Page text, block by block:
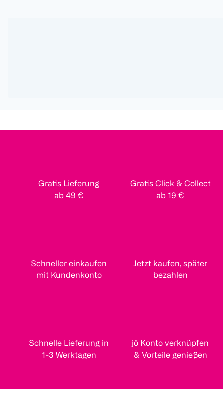
Gratis Lieferung
ab 49 €
Gratis Click & Collect
ab 19 €
Schneller einkaufen
mit Kundenkonto
Jetzt kaufen, später
bezahlen
Schnelle Lieferung in
1-3 Werktagen
jö Konto verknüpfen
& Vorteile genießen